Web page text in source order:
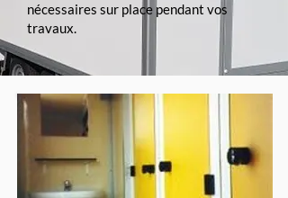
nécessaires sur place pendant vos
travaux.